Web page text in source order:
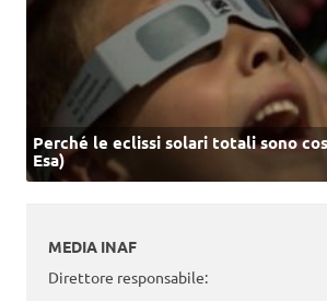
Perché le eclissi solari totali sono
Esa)
MEDIA INAF
Direttore responsabile: